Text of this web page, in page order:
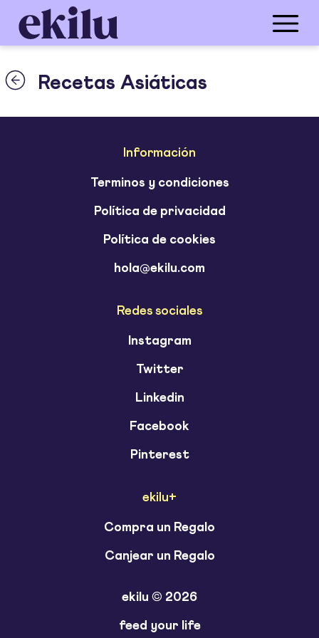
Recetas Asiáticas
Información
Terminos y condiciones
Política de privacidad
Política de cookies
hola@ekilu.com
Redes sociales
Instagram
Twitter
Linkedin
Facebook
Pinterest
ekilu+
Compra un Regalo
Canjear un Regalo
ekilu © 2026
feed your life